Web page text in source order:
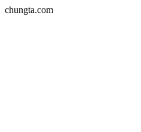
chungta.com